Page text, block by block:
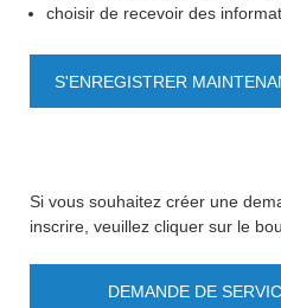
choisir de recevoir des
S'ENREGISTRER
Si vous souhaitez créer une
inscrire, veuillez cliquer sur le
DEMANDE DE